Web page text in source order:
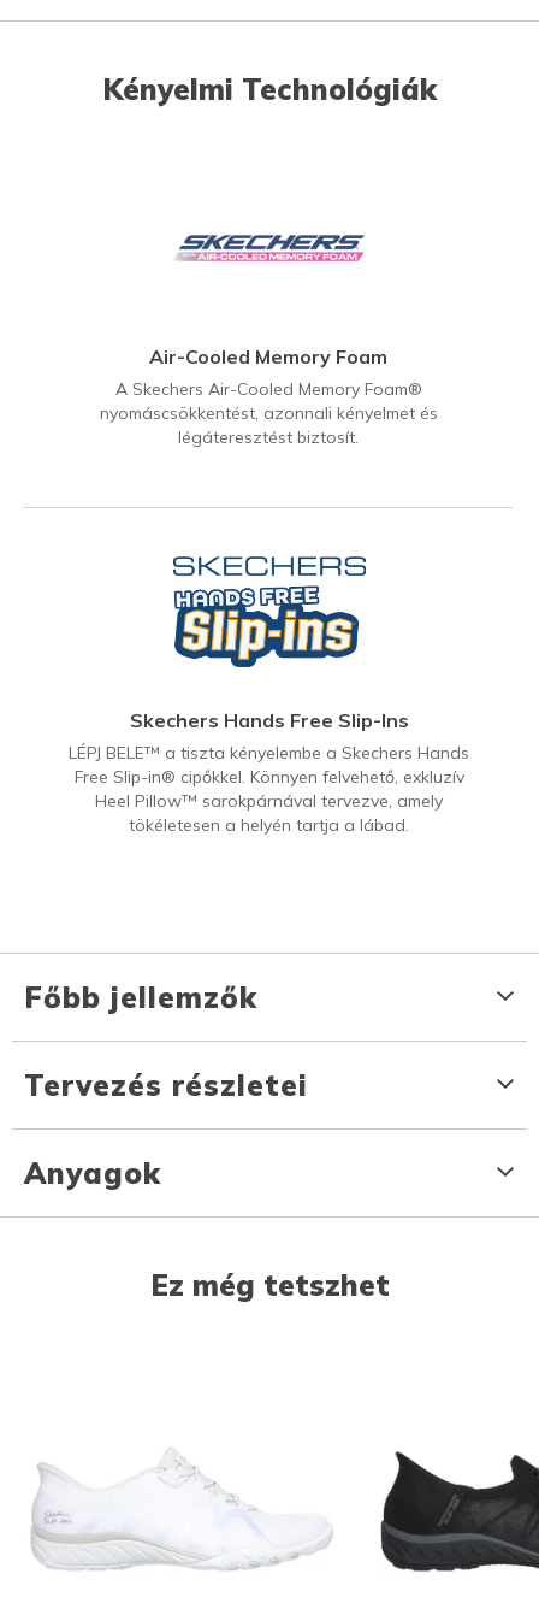
Kényelmi Technológiák
Air-Cooled Memory Foam
A Skechers Air-Cooled Memory Foam®
nyomáscsökkentést, azonnali kényelmet és
légáteresztést biztosít.
Skechers Hands Free Slip-Ins
LÉPJ BELE™ a tiszta kényelembe a Skechers Hands
Free Slip-in® cipőkkel. Könnyen felvehető, exkluzív
Heel Pillow™ sarokpárnával tervezve, amely
tökéletesen a helyén tartja a lábad.
Főbb jellemzők
Tervezés részletei
Anyagok
Ez még tetszhet